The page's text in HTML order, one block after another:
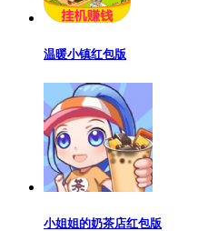
温暖小镇红包版
小姐姐的奶茶店红包版